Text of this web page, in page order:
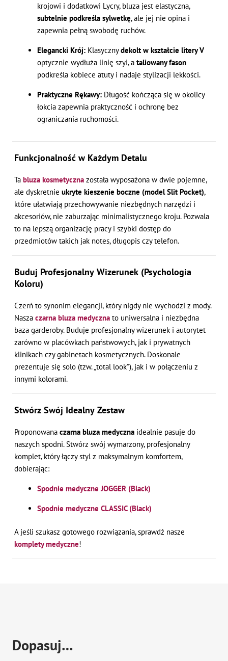
krojowi i dodatkowi Lycry, bluza jest elastyczna,
subtelnie podkreśla sylwetkę, ale jej nie opina i
zapewnia pełną swobodę ruchów.
Elegancki Krój: Klasycznydekolt w kształcie litery V
optycznie wydłuża linię szyi, a taliowany fason
podkreśla kobiece atuty i nadaje stylizacji lekkości.
Praktyczne Rękawy: Długość kończąca się w okolicy
łokcia zapewnia praktyczność i ochronę bez
ograniczania ruchomości.
Funkcjonalność w Każdym Detalu
Ta bluza kosmetyczna została wyposażona w dwie pojemne,
ale dyskretnie ukryte kieszenie boczne (model Slit Pocket),
które ułatwiają przechowywanie niezbędnych narzędzi i
akcesoriów, nie zaburzając minimalistycznego kroju. Pozwala
to na lepszą organizację pracy i szybki dostęp do
przedmiotów takich jak notes, długopis czy telefon.
Buduj Profesjonalny Wizerunek (Psychologia
Koloru)
Czerń to synonim elegancji, który nigdy nie wychodzi z mody.
Nasza czarna bluza medyczna to uniwersalna i niezbędna
baza garderoby. Buduje profesjonalny wizerunek i autorytet
zarówno w placówkach państwowych, jak i prywatnych
klinikach czy gabinetach kosmetycznych. Doskonale
prezentuje się solo (tzw. „total look”), jak i w połączeniu z
innymi kolorami.
Stwórz Swój Idealny Zestaw
Proponowana czarna bluza medyczna idealnie pasuje do
naszych spodni. Stwórz swój wymarzony, profesjonalny
komplet, który łączy styl z maksymalnym komfortem,
dobierając:
Spodnie medyczne JOGGER (Black)
Spodnie medyczne CLASSIC (Black)
A jeśli szukasz gotowego rozwiązania, sprawdź nasze
komplety medyczne!
Dopasuj…